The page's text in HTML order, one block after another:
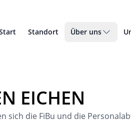
Standort Über uns
EICHEN
sich die FiBu und die